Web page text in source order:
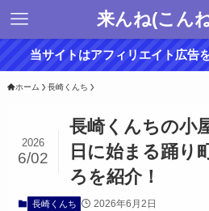
来んね(こん
当サイトはアフィリエイト広告
ホーム 長崎くんち
長崎くんちの小
日に始まる踊り
ろを紹介！
2026
6/02
長崎くんち 2026年6月2日